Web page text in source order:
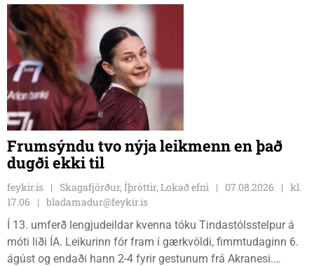
Frumsýndu tvo nýja leikmenn en það
dugði ekki til
feykir.is Skagafjörður, Íþróttir, Lokað efni 07.08.2026
kl.
17.06
bladamadur@feykir.is
Í 13. umferð lengjudeildar kvenna tóku Tindastólsstelpur á
móti liði ÍA. Leikurinn fór fram í gærkvöldi, fimmtudaginn 6.
ágúst og endaði hann 2-4 fyrir gestunum frá Akranesi.